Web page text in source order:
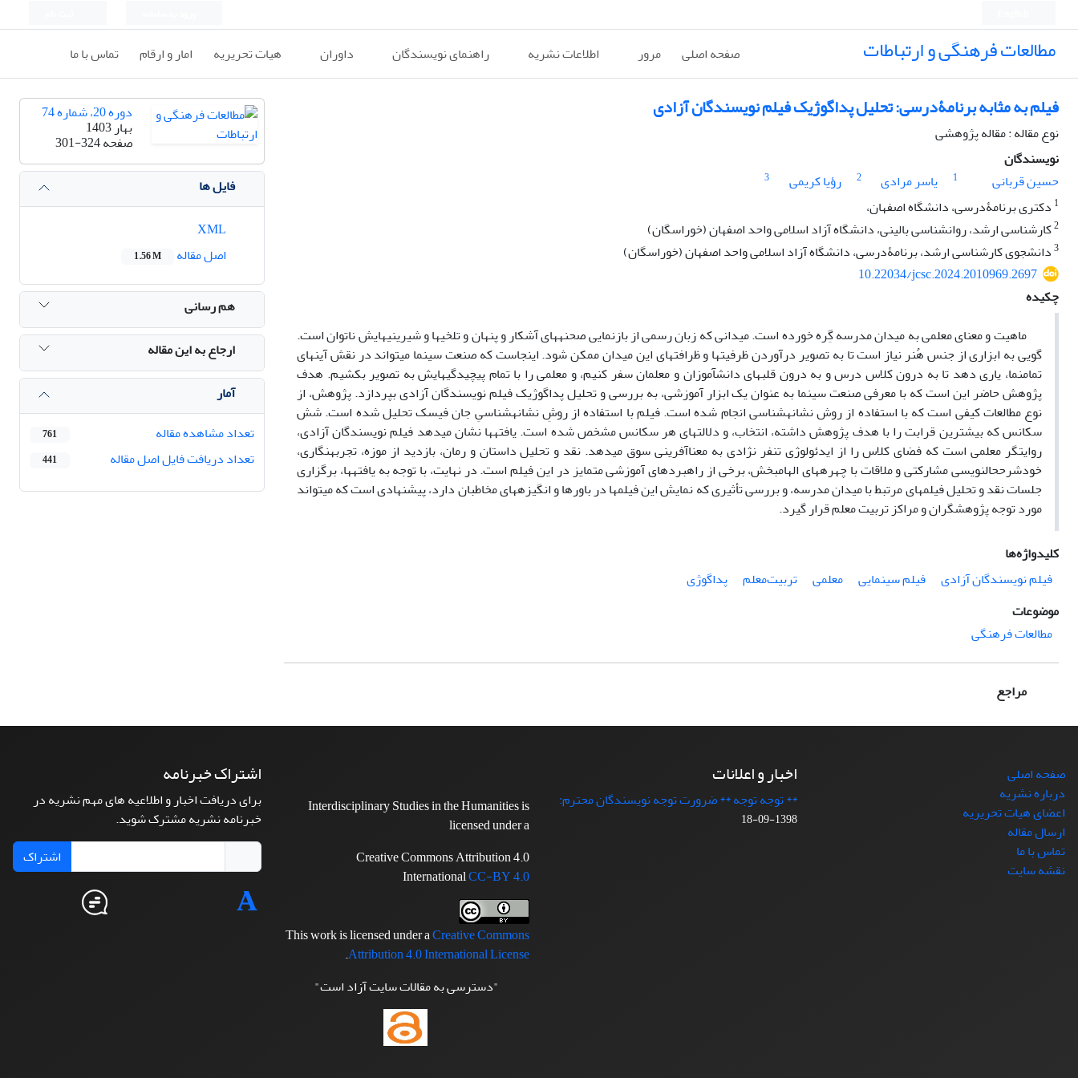
مطالعات فرهنگی و ارتباطات صفحه اصلی مرور اطلاعات نشریه راهنمای نویسندگان داوران هیات تحریریه امار و ارقام تماس با ما
فیلم به مثابه برنامۀدرسی: تحلیل پداگوژیک فیلم نویسندگان آزادی
نوع مقاله : مقاله پژوهشی
نویسندگان
حسین قربانی
1 یاسر مرادی 2 رؤیا کریمی
3
1 دکتری برنامۀدرسی، دانشگاه اصفهان،
2کارشناسی ارشد، روانشناسی بالینی، دانشگاه آزاد اسلامی واحد اصفهان (خوراسگان)
3دانشجوی کارشناسی ارشد، برنامۀدرسی، دانشگاه آزاد اسلامی واحد اصفهان (خوراسگان)
10.22034/jcsc.2024.2010969.2697
چکیده
ماهیت و معنای معلمی به میدان مدرسه گِره خورده است. میدانی که زبان رسمی از بازنمایی صحنه­­های آشکار و پنهان و تلخی­ها و شیرینی­هایش ناتوان است.
گویی به ابزاری از جنس هُنر نیاز است تا به تصویر درآوردن ظرفیت­ها و ظرافت­های این میدان ممکن شود. اینجاست که صنعت سینما می­تواند در نقش آینه­ای
تمام­نما، یاری دهد تا به درون کلاس درس و به درون قلب­­های دانش­آموزان و معلمان سفر کنیم، و معلمی را با تمام پیچیدگی­هایش به تصویر بکشیم. هدف
پژوهش حاضر این است که با معرفی صنعت سینما به عنوان یک ابزار آموزشی، به بررسی و تحلیل پداگوژیک فیلم نویسندگان آزادی بپردازد. پژوهش، از
نوع مطالعات کیفی است که با استفاده از روش نشانه­شناسی انجام شده است. فیلم با استفاده از روشِ نشانه­شناسیِ جان فیسک تحلیل شده است. شش
سکانس که بیشترین قرابت را با هدف پژوهش داشته­، انتخاب، و دلالت­های هر سکانس مشخص شده است. یافته­ها نشان می­دهد فیلم نویسندگان آزادی،
روایتگر معلمی است که فضای کلاس را از ایدئولوژی تنفر نژادی به معناآفرینی سوق می­دهد. نقد و تحلیل داستان و رمان، بازدید از موزه، تجربه­نگاری،
خودشرح­حال­نویسی مشارکتی و ملاقات با چهره­های الهام­بخش، برخی از راهبردهای آموزشی متمایز در این فیلم است. در نهایت، با توجه به یافته­ها، برگزاری
جلسات نقد و تحلیل فیلم­های مرتبط با میدان مدرسه، و بررسی تأثیری که نمایش این فیلم­ها در باورها و انگیزه­های مخاطبان دارد، پیشنهادی است که می­تواند
مورد توجه پژوهشگران و مراکز تربیت معلم قرار گیرد.
کلیدواژه‌ها
فیلم نویسندگان آزادی
فیلم سینمایی معلمی تربیت‌معلم
پداگوژی
موضوعات
مطالعات فرهنگی
مراجع
دوره 20، شماره 74
بهار 1403
صفحه301-324
فایل ها
اصل مقاله
1.56 M
هم رسانی
ارجاع به این مقاله
آمار
تعداد مشاهده مقاله
761
تعداد دریافت فایل اصل مقاله 441
صفحه اصلی
درباره نشریه
اعضای هیات تحریریه
ارسال مقاله
تماس با ما
نقشه سایت
اخبار و اعلانات
** توجه توجه ** ضرورت توجه نویسندگان محترم:
1398-09-18
Interdisciplinary Studies in the Humanities is
licensed under a
Creative Commons Attribution 4.0
InternationalCC-BY 4.0
This work is licensed under aCreative Commons
Attribution 4.0 International License
.
"دسترسی به مقالات سایت آزاد است"
اشتراک خبرنامه
برای دریافت اخبار و اطلاعیه های مهم نشریه در
خبرنامه نشریه مشترک شوید.
اشتراک